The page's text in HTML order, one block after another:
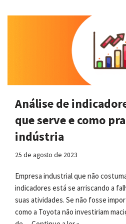
Análise de
que serve e como
indústria
25 de agosto de 2023
Empresa industrial que não
indicadores está se arriscando a
suas atividades. Se não fosse
como a Toyota não investiriam